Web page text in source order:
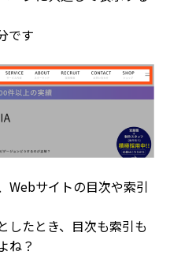
です
Webサイトの目次や索引
したとき、目次も索引も
ね？